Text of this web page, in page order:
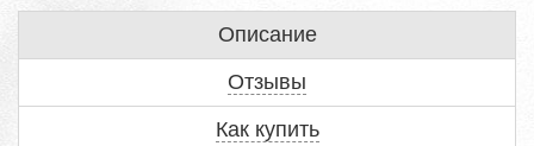
Описание
Отзывы
Как купить